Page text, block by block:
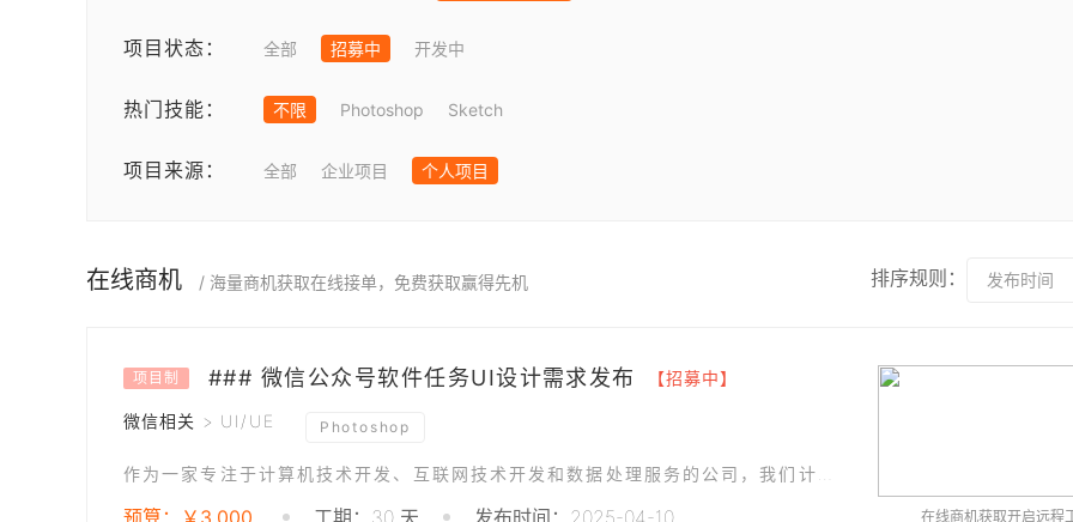
项目状态： 全部 招募中 开发中
热门技能： 不限 Photoshop Sketch
项目来源： 全部 企业项目 个人项目
在线商机 / 海量商机获取在线接单，免费获取赢得先机 排序规则： 发布时间
项目制 ### 微信公众号软件任务UI设计需求发布 【招募中】
微信相关 > UI/UE Photoshop
预算：￥3,000 工期：30 天 发布时间：2025-04-10 在线商机获取开启远程